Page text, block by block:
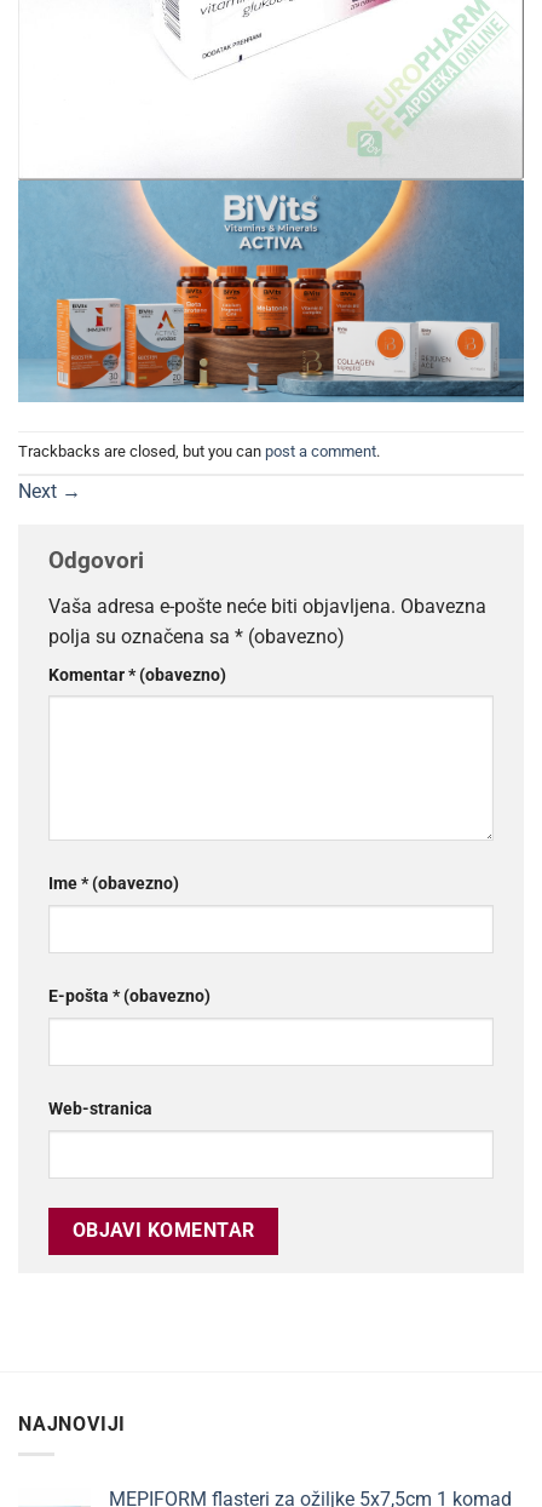
Trackbacks are closed, but you can post a comment.
Next →
Odgovori
Vaša adresa e-pošte neće biti objavljena. Obavezna
polja su označena sa * (obavezno)
Komentar* (obavezno)
Ime* (obavezno)
E-pošta * (obavezno)
Web-stranica
NAJNOVIJI
MEPIFORM flasteri za ožiljke 5x7,5cm 1 komad